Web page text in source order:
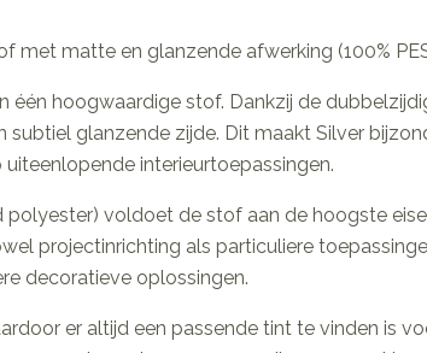
met matte en glanzende afwerking (100%
hoogwaardige stof. Dankzij de
glanzende zijde. Dit maakt Silver
interieurtoepassingen.
polyester) voldoet de stof aan de hoogste
projectinrichting als particuliere
decoratieve oplossingen.
er altijd een passende tint te vinden is